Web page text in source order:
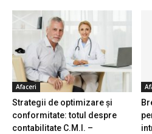
Afaceri
Strategii de optimizare și
conformitate: totul despre
contabilitate C.M.I. –